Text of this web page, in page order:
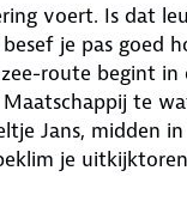
voert. Is dat
je pas goed
route begint
te
Jans, midden
je